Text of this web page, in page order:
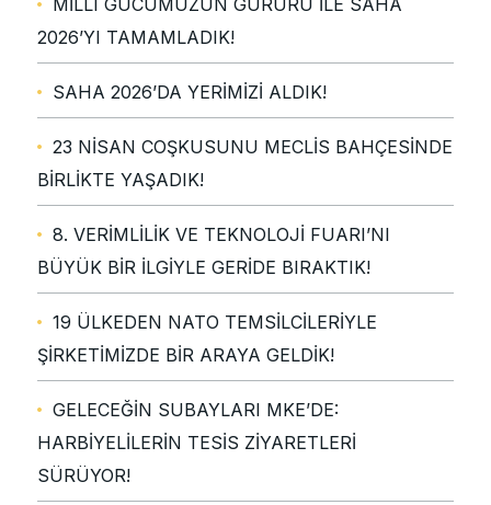
MİLLÎ GÜCÜMÜZÜN GURURU İLE SAHA
2026’YI TAMAMLADIK!
SAHA 2026’DA YERİMİZİ ALDIK!
23 NİSAN COŞKUSUNU MECLİS BAHÇESİNDE
BİRLİKTE YAŞADIK!
8. VERİMLİLİK VE TEKNOLOJİ FUARI’NI
BÜYÜK BİR İLGİYLE GERİDE BIRAKTIK!
19 ÜLKEDEN NATO TEMSİLCİLERİYLE
ŞİRKETİMİZDE BİR ARAYA GELDİK!
GELECEĞİN SUBAYLARI MKE’DE:
HARBİYELİLERİN TESİS ZİYARETLERİ
SÜRÜYOR!